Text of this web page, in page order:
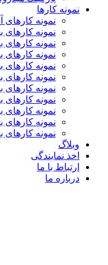
نمونه کارها
نمونه
نمونه کارهای
نمونه کارهای
نمونه کارهای
نمونه کارهای
نمونه کارهای
نمونه کارهای
نمونه کارهای
نمونه کارهای
نمونه کارهای
نمونه کارهای
وبلاگ
اخذ نمایندگی
ارتباط با ما
درباره ما